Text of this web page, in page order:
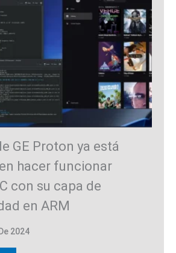
GE Proton ya está
hacer funcionar
con su capa de
en ARM
2024